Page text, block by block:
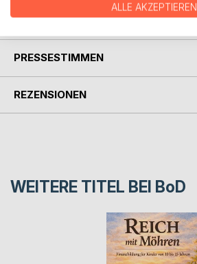
AUTOR/IN
PRESSESTIMMEN
REZENSIONEN
WEITERE TITEL BEI BoD
ALLE AKZEPTIEREN